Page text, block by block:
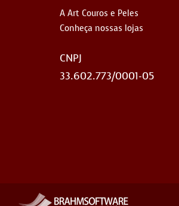
A Art Couros e Peles
Conheça nossas lojas
CNPJ
33.602.773/0001-05